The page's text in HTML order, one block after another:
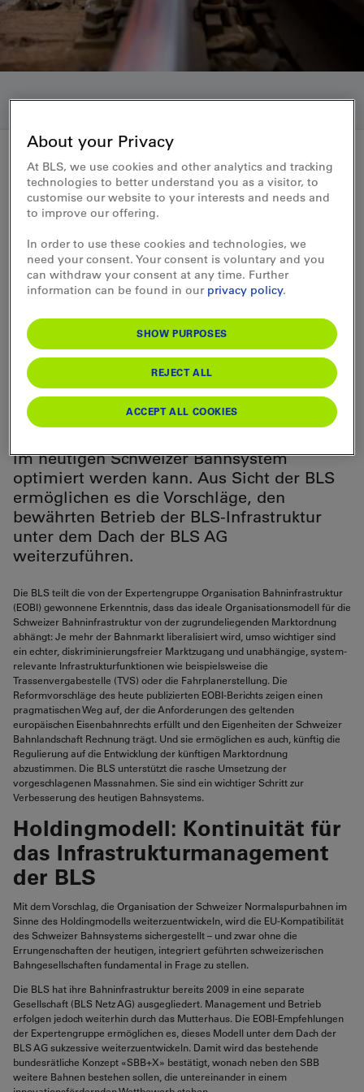
Medienmitteilung 02.05.2013
Expertenbericht Organisation
Bahninfrastruktur: BLS
unterstützt Optimierung des
diskriminierungsfreien
Netzzugangs
Die BLS begrüsst den Expertenbericht zur
Organisation der Bahninfrastruktur. Die
pragmatischen Reformansätze zeigen auf,
im heutigen Schweizer Bahnsystem
optimiert werden kann. Aus Sicht der BLS
ermöglichen es die Vorschläge, den
bewährten Betrieb der BLS-Infrastruktur
unter dem Dach der BLS AG
weiterzuführen.
Die BLS teilt die von der Expertengruppe Organisation Bahninfrastruktur
(EOBI) gewonnene Erkenntnis, dass das ideale Organisationsmodell für die
Schweizer Bahninfrastruktur von der zugrundeliegenden Marktordnung
abhängt: Je mehr der Bahnmarkt liberalisiert wird, umso wichtiger sind
ein echter, diskriminierungsfreier Marktzugang und unabhängige, system-
relevante Infrastrukturfunktionen wie beispielsweise die
Trassenvergabestelle (TVS) oder die Fahrplanerstellung. Die
Reformvorschläge des heute publizierten EOBI-Berichts zeigen einen
pragmatischen Weg auf, der die Anforderungen des geltenden
europäischen Eisenbahnrechts erfüllt und den Eigenheiten der Schweizer
Bahnlandschaft Rechnung trägt. Und sie ermöglichen es auch, künftig die
Regulierung auf die Entwicklung der künftigen Marktordnung
abzustimmen. Die BLS unterstützt die rasche Umsetzung der
vorgeschlagenen Massnahmen. Sie sind ein wichtiger Schritt zur
Verbesserung des heutigen Bahnsystems.
Holdingmodell: Kontinuität für
das Infrastrukturmanagement
der BLS
Mit dem Vorschlag, die Organisation der Schweizer Normalspurbahnen im
Sinne des Holdingmodells weiterzuentwickeln, wird die EU-Kompatibilität
des Schweizer Bahnsystems sichergestellt – und zwar ohne die
Errungenschaften der heutigen, integriert geführten schweizerischen
Bahngesellschaften fundamental in Frage zu stellen.
Die BLS hat ihre Bahninfrastruktur bereits 2009 in eine separate
Gesellschaft (BLS Netz AG) ausgegliedert. Management und Betrieb
erfolgen jedoch weiterhin durch das Mutterhaus. Die EOBI-Empfehlungen
der Expertengruppe ermöglichen es, dieses Modell unter dem Dach der
BLS AG sukzessive weiterzuentwickeln. Damit wird das bestehende
bundesrätliche Konzept «SBB+X» bestätigt, wonach neben den SBB
weitere Bahnen bestehen sollen, die untereinander in einem
About your Privacy
At BLS, we use cookies and other analytics and tracking
technologies to better understand you as a visitor, to
customise our website to your interests and needs and
to improve our offering.
In order to use these cookies and technologies, we
need your consent. Your consent is voluntary and you
can withdraw your consent at any time. Further
information can be found in our privacy policy.
SHOW PURPOSES
REJECT ALL
ACCEPT ALL COOKIES